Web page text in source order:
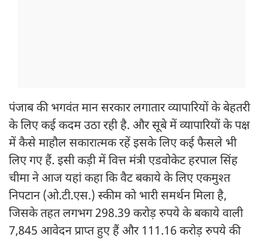
पंजाब की भगवंत मान सरकार लगातार व्यापारियों के बेहतरी
के लिए कई कदम उठा रही है. और सूबे में व्यापारियों के पक्ष
में कैसे माहौल सकारात्मक रहें इसके लिए कई फैसले भी
लिए गए हैं. इसी कड़ी में वित्त मंत्री एडवोकेट हरपाल सिंह
चीमा ने आज यहां कहा कि वैट बकाये के लिए एकमुश्त
निपटान (ओ.टी.एस.) स्कीम को भारी समर्थन मिला है,
जिसके तहत लगभग 298.39 करोड़ रुपये के बकाये वाली
7,845 आवेदन प्राप्त हुए हैं और 111.16 करोड़ रुपये की